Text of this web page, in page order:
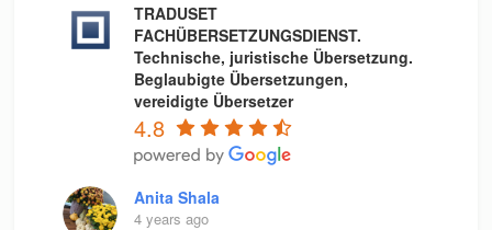
TRADUSET
FACHÜBERSETZUNGSDIENST.
Technische, juristische Übersetzung.
Beglaubigte Übersetzungen,
vereidigte Übersetzer
4.8
Anita Shala
4 years ago